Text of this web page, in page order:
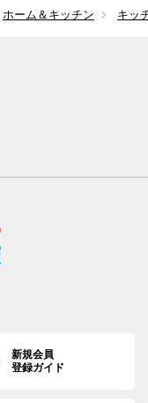
ホーム＆キッチン キッ
新規会員
登録ガイド